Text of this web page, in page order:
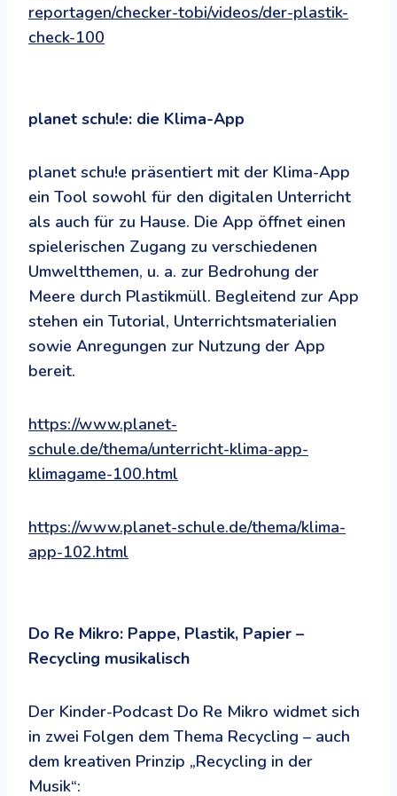
reportagen/checker-tobi/videos/der-plastik-
check-100
planet schu!e: die Klima-App
planet schu!e präsentiert mit der Klima-App
ein Tool sowohl für den digitalen Unterricht
als auch für zu Hause. Die App öffnet einen
spielerischen Zugang zu verschiedenen
Umweltthemen, u. a. zur Bedrohung der
Meere durch Plastikmüll. Begleitend zur App
stehen ein Tutorial, Unterrichtsmaterialien
sowie Anregungen zur Nutzung der App
bereit.
https://www.planet-
schule.de/thema/unterricht-klima-app-
klimagame-100.html
https://www.planet-schule.de/thema/klima-
app-102.html
Do Re Mikro: Pappe, Plastik, Papier –
Recycling musikalisch
Der Kinder-Podcast Do Re Mikro widmet sich
in zwei Folgen dem Thema Recycling – auch
dem kreativen Prinzip „Recycling in der
Musik“: